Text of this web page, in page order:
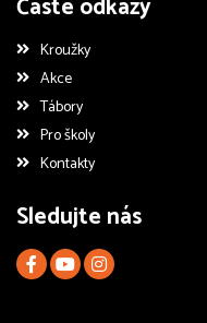
Časté odkazy
Kroužky
Akce
Tábory
Pro školy
Kontakty
Sledujte nás